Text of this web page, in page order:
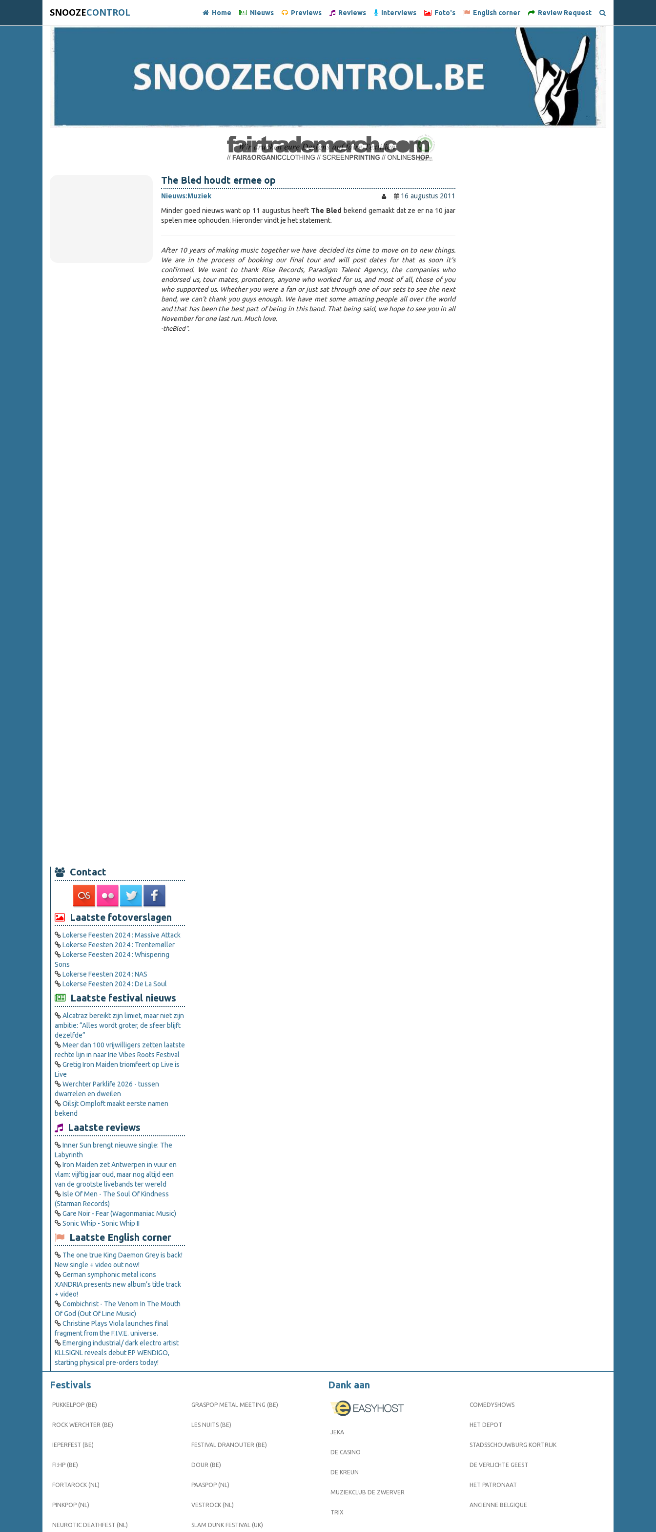
SNOOZECONTROL Home Nieuws Previews Reviews Interviews Foto's English corner Review Request
The Bled houdt ermee op
Nieuws:Muziek
16 augustus 2011
Minder goed nieuws want op 11 augustus heeft The Bled bekend gemaakt dat ze er na 10 jaar
spelen mee ophouden. Hieronder vindt je het statement.
After 10 years of making music together we have decided its time to move on to new things.
We are in the process of booking our final tour and will post dates for that as soon it's
confirmed. We want to thank Rise Records, Paradigm Talent Agency, the companies who
endorsed us, tour mates, promoters, anyone who worked for us, and most of all, those of you
who supported us. Whether you were a fan or just sat through one of our sets to see the next
band, we can't thank you guys enough. We have met some amazing people all over the world
and that has been the best part of being in this band. That being said, we hope to see you in all
November for one last run. Much love.
-theBled".
Contact
Laatste fotoverslagen
Lokerse Feesten 2024 : Massive Attack
Lokerse Feesten 2024 : Trentemøller
Lokerse Feesten 2024 : Whispering
Sons
Lokerse Feesten 2024 : NAS
Lokerse Feesten 2024 : De La Soul
Laatste festival nieuws
Alcatraz bereikt zijn limiet, maar niet zijn
ambitie: “Alles wordt groter, de sfeer blijft
dezelfde”
Meer dan 100 vrijwilligers zetten laatste
rechte lijn in naar Irie Vibes Roots Festival
Gretig Iron Maiden triomfeert op Live is
Live
Werchter Parklife 2026 - tussen
dwarrelen en dweilen
Oilsjt Omploft maakt eerste namen
bekend
Laatste reviews
Inner Sun brengt nieuwe single: The
Labyrinth
Iron Maiden zet Antwerpen in vuur en
vlam: vijftig jaar oud, maar nog altijd een
van de grootste livebands ter wereld
Isle Of Men - The Soul Of Kindness
(Starman Records)
Gare Noir - Fear (Wagonmaniac Music)
Sonic Whip - Sonic Whip II
Laatste English corner
The one true King Daemon Grey is back!
New single + video out now!
German symphonic metal icons
XANDRIA presents new album’s title track
+ video!
Combichrist - The Venom In The Mouth
Of God (Out Of Line Music)
Christine Plays Viola launches final
fragment from the F.I.V.E. universe.
Emerging industrial/ dark electro artist
KLLSIGNL reveals debut EP WENDIGO,
starting physical pre-orders today!
Festivals
PUKKELPOP (BE)
ROCK WERCHTER (BE)
IEPERFEST (BE)
FI:HP (BE)
FORTAROCK (NL)
PINKPOP (NL)
NEUROTIC DEATHFEST (NL)
GRASPOP METAL MEETING (BE)
LES NUITS (BE)
FESTIVAL DRANOUTER (BE)
DOUR (BE)
PAASPOP (NL)
VESTROCK (NL)
SLAM DUNK FESTIVAL (UK)
Dank aan
JEKA
DE CASINO
DE KREUN
MUZIEKCLUB DE ZWERVER
TRIX
COMEDYSHOWS
HET DEPOT
STADSSCHOUWBURG KORTRIJK
DE VERLICHTE GEEST
HET PATRONAAT
ANCIENNE BELGIQUE